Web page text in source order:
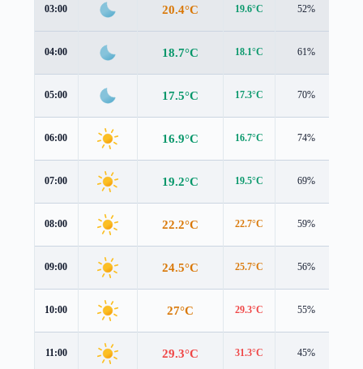
03:00 20.4°C 19.6°C 52%
04:00 18.7°C 18.1°C 61%
05:00 17.5°C 17.3°C 70%
06:00 16.9°C 16.7°C 74%
07:00 19.2°C 19.5°C 69%
08:00 22.2°C 22.7°C 59%
09:00 24.5°C 25.7°C 56%
10:00 27°C 29.3°C 55%
11:00 29.3°C 31.3°C 45%